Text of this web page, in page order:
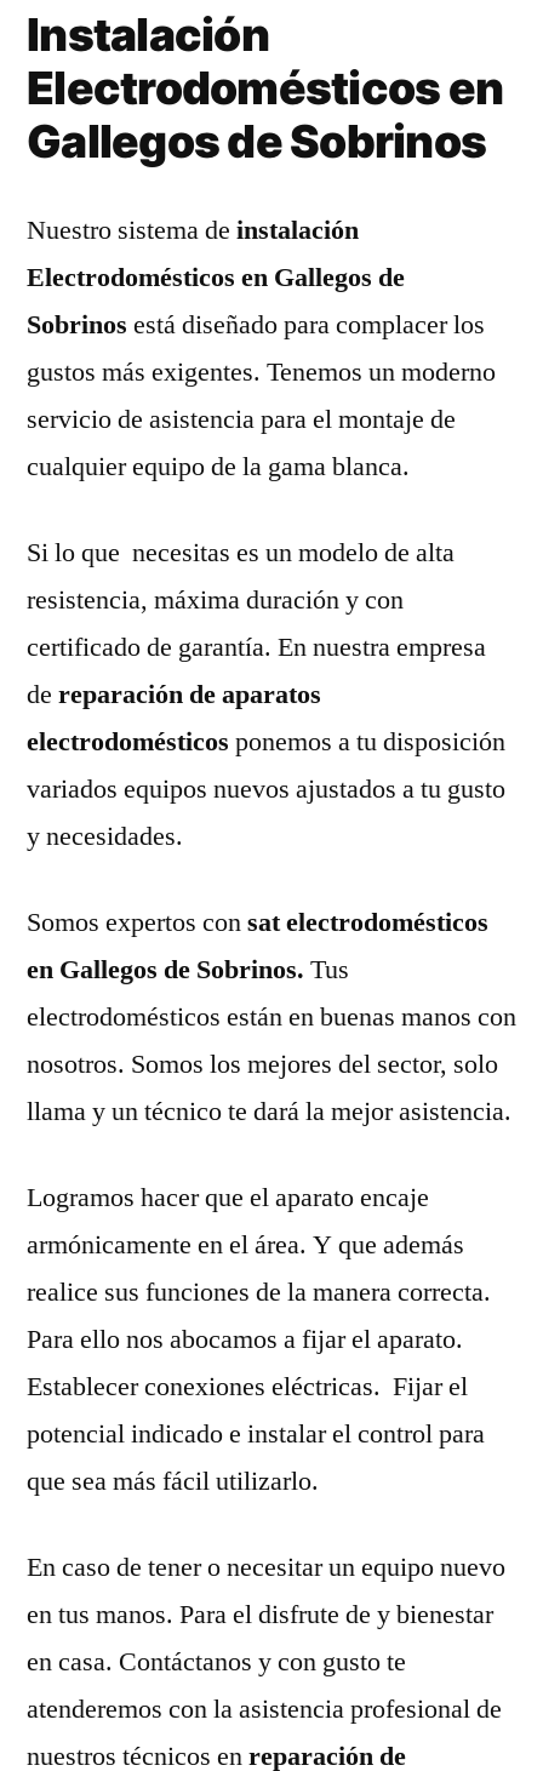
Instalación
Electrodomésticos en
Gallegos de Sobrinos
Nuestro sistema de instalación
Electrodomésticos en Gallegos de
Sobrinos está diseñado para complacer los
gustos más exigentes. Tenemos un moderno
servicio de asistencia para el montaje de
cualquier equipo de la gama blanca.
Si lo que necesitas es un modelo de alta
resistencia, máxima duración y con
certificado de garantía. En nuestra empresa
de reparación de aparatos
electrodomésticos ponemos a tu disposición
variados equipos nuevos ajustados a tu gusto
y necesidades.
Somos expertos consat electrodomésticos
en Gallegos de Sobrinos. Tus
electrodomésticos están en buenas manos con
nosotros. Somos los mejores del sector, solo
llama y un técnico te dará la mejor asistencia.
Logramos hacer que el aparato encaje
armónicamente en el área. Y que además
realice sus funciones de la manera correcta.
Para ello nos abocamos a fijar el aparato.
Establecer conexiones eléctricas. Fijar el
potencial indicado e instalar el control para
que sea más fácil utilizarlo.
En caso de tener o necesitar un equipo nuevo
en tus manos. Para el disfrute de y bienestar
en casa. Contáctanos y con gusto te
atenderemos con la asistencia profesional de
nuestros técnicos enreparación de